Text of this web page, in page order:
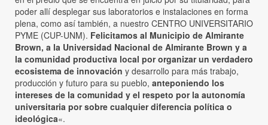
poder allí desplegar sus laboratorios e instalaciones en forma
plena, como así también, a nuestro CENTRO UNIVERSITARIO
PYME (CUP-UNM). Felicitamos al Municipio de Almirante
Brown, a la Universidad Nacional de Almirante Brown y a
la comunidad productiva local por organizar un verdadero
ecosistema de innovación y desarrollo para más trabajo,
producción y futuro para su pueblo, anteponiendo los
intereses de la comunidad y el respeto por la autonomía
universitaria por sobre cualquier diferencia política o
ideológica«.